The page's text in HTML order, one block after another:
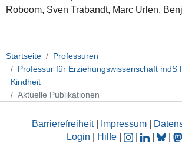
Roboom, Sven Trabandt, Marc Urlen,
Startseite
Professuren
Professur für Erziehungswissenschaft mdS
Kindheit
Aktuelle Publikationen
Barrierefreiheit| Impressum
Login
Hilfe